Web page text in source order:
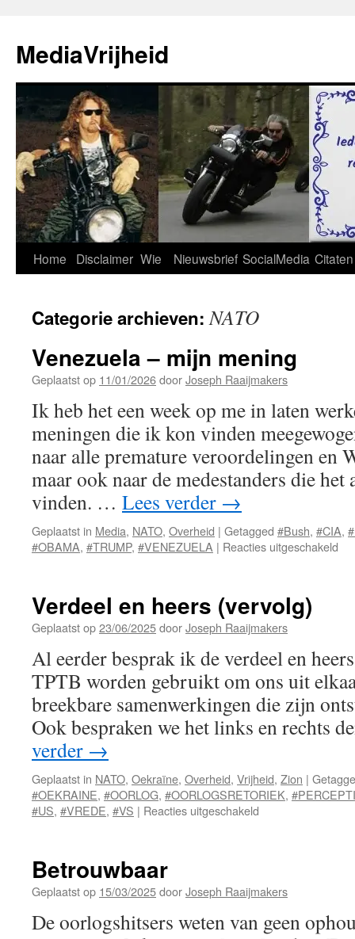
de
inhoud
MediaVrijheid
Home Disclaimer Wie Nieuwsbrief SocialMedia Citaten
Categorie archieven:NATO
Venezuela – mijn mening
Geplaatst op 11/01/2026doorJoseph Raaijmakers
Ik heb het een week op me in laten
meningen die ik kon vinden
naar alle premature veroordelingen en
maar ook naar de medestanders die
vinden. … Lees verder →
Geplaatst in Media, NATO, Overheid | Getagged #Bush, #CIA,
#OBAMA, #TRUMP, #VENEZUELA | Reacties uitgeschakeld
Verdeel en heers (vervolg)
Geplaatst op23/06/2025doorJoseph Raaijmakers
Al eerder besprak ik de verdeel en
TPTB worden gebruikt om ons uit
breekbare samenwerkingen die zijn
Ook bespraken we het links en rechts
verder →
Geplaatst in NATO, Oekraïne, Overheid, Vrijheid, Zion |
#OEKRAINE, #OORLOG, #OORLOGSRETORIEK,
#US, #VREDE, #VS | Reacties uitgeschakeld
Betrouwbaar
Geplaatst op 15/03/2025doorJoseph Raaijmakers
De oorlogshitsers weten van geen